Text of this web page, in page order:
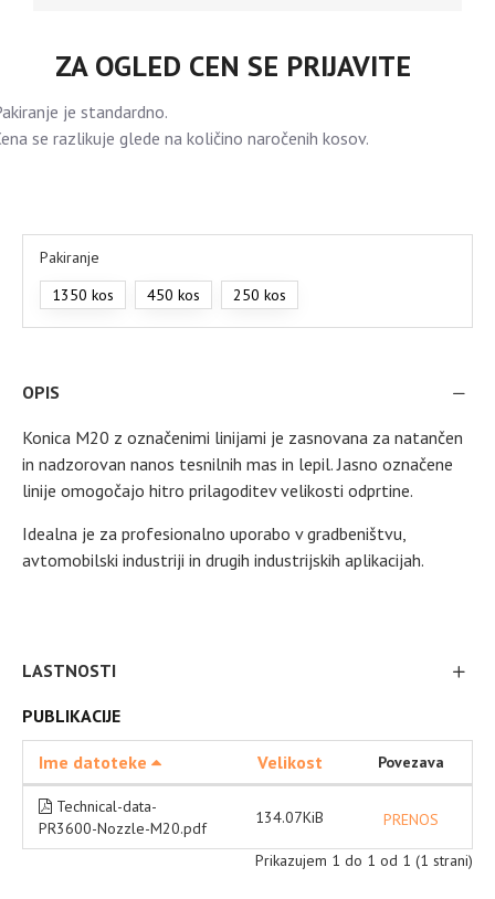
ZA OGLED CEN SE PRIJAVITE
je standardno.
se razlikuje glede na količino naročenih kosov.
Pakiranje
1350 kos
450 kos 250 kos
OPIS
Konica M20 z označenimi linijami je zasnovana za natančen
in nadzorovan nanos tesnilnih mas in lepil. Jasno označene
linije omogočajo hitro prilagoditev velikosti odprtine.
Idealna je za profesionalno uporabo v gradbeništvu,
avtomobilski industriji in drugih industrijskih aplikacijah.
LASTNOSTI
PUBLIKACIJE
Ime datoteke Velikost Povezava
Technical-data-
PR3600-Nozzle-M20.pdf
134.07KiB PRENOS
Prikazujem 1 do 1 od 1 (1 strani)